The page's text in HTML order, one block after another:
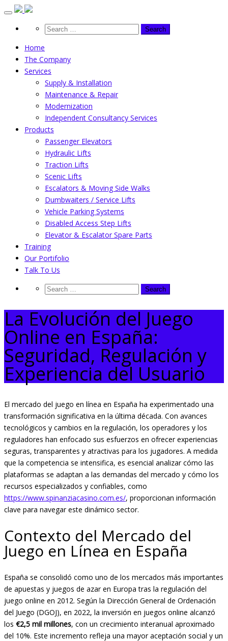
Skip
content
Home
The Company
Services
Supply & Installation
Maintenance & Repair
Modernization
Independent Consultancy Services
Products
Passenger Elevators
Hydraulic Lifts
Traction Lifts
Scenic Lifts
Escalators & Moving Side Walks
Dumbwaiters / Service Lifts
Vehicle Parking Systems
Disabled Access Step Lifts
Elevator & Escalator Spare Parts
Training
Our Portifolio
Talk To Us
La Evolución del Juego
Online en España:
Seguridad, Regulación y
Experiencia del Usuario
El mercado del juego en línea en España ha experimentado una
transformación significativa en la última década. Con avances
tecnológicos y cambios en la regulación, los operadores y los
reguladores han enfocado sus esfuerzos en ofrecer experiencias
seguras, transparentes y atractivas para los jugadores. A medida
que la competencia se intensifica, es esencial analizar cómo las
plataformas se adaptan a las demandas del mercado y cómo los
recursos especializados y confiables, como
https://www.spinanziacasino.com.es/, proporcionan información
clave para navegar este dinámico sector.
Contexto del Mercado del
Juego en Línea en España
España se consolidó como uno de los mercados más importantes
de apuestas y juegos de azar en Europa tras la regulación del
juego online en 2012. Según la Dirección General de Ordenación
del Juego (DGOJ), en 2022, la inversión en juegos online alcanzó
los €2,5 mil millones, con un crecimiento interanual aproximado
del 10%. Este incremento refleja una mayor aceptación social y un